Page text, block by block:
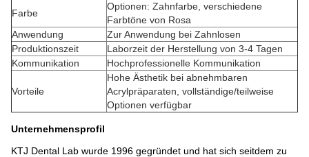
Farbe
Optionen: Zahnfarbe, verschiedene
Farbtöne von Rosa
Anwendung
Zur Anwendung bei Zahnlosen
Produktionszeit
Laborzeit der Herstellung von 3-4 Tagen
Kommunikation
Hochprofessionelle Kommunikation
Vorteile
Hohe Ästhetik bei abnehmbaren
Acrylpräparaten, vollständige/teilweise
Optionen verfügbar
Unternehmensprofil
KTJ Dental Lab wurde 1996 gegründet und hat sich seitdem zu